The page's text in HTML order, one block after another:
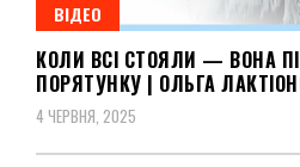
ВІДЕО
КОЛИ ВСІ СТОЯЛИ — ВОНА
ПОРЯТУНКУ | ОЛЬГА
4 ЧЕРВНЯ, 2025